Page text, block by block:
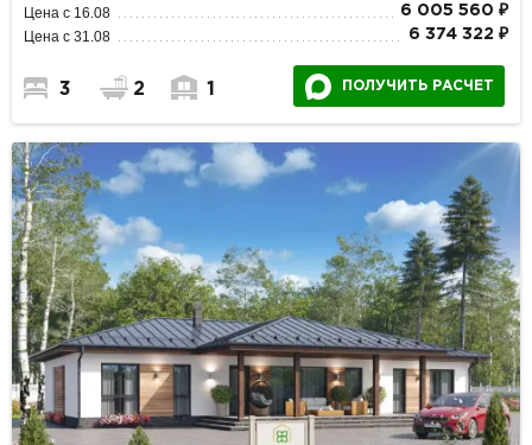
Цена с 16.08 6 005 560 ₽
Цена с 31.08 6 374 322 ₽
3 2 1 ПОЛУЧИТЬ РАСЧЕТ